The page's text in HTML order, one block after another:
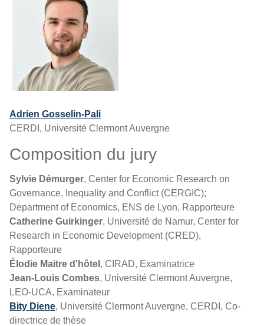
Adrien Gosselin-Pali
CERDI, Université Clermont Auvergne
Composition du jury
Sylvie Démurger, Center for Economic Research on
Governance, Inequality and Conflict (CERGIC);
Department of Economics, ENS de Lyon, Rapporteure
Catherine Guirkinger, Université de Namur, Center for
Research in Economic Development (CRED),
Rapporteure
Élodie Maitre d'hôtel , CIRAD, Examinatrice
Jean-Louis Combes, Université Clermont Auvergne,
LEO-UCA, Examinateur
Bity Diene, Université Clermont Auvergne, CERDI, Co-
directrice de thèse